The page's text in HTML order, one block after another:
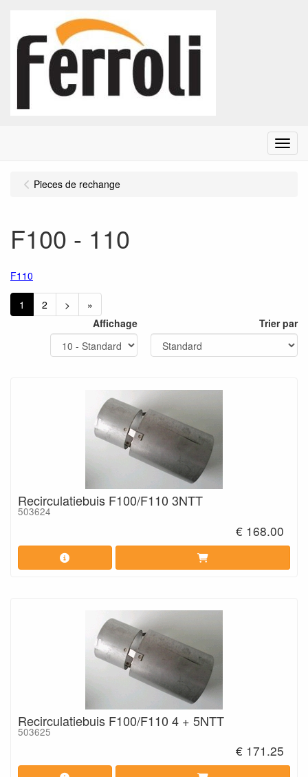
Menu
Pieces de rechange
F100 - 110
F110
1 2 >
»
Affichage
Trier par
Recirculatiebuis F100/F110 3NTT
503624
€ 168.00
Recirculatiebuis F100/F110 4 + 5NTT
503625
€ 171.25